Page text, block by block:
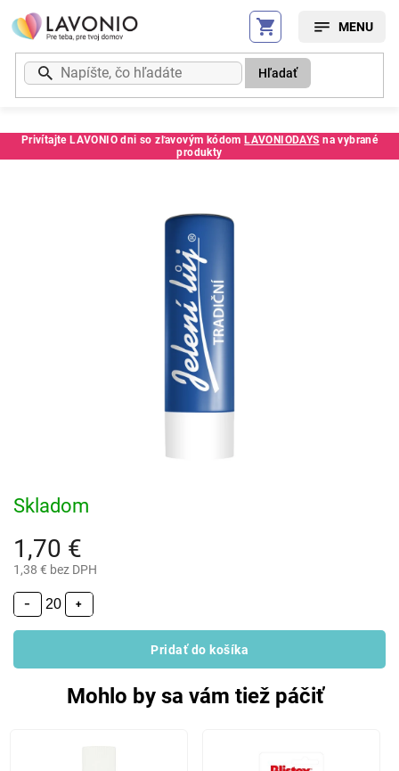
Prejsť
na
obsah
Privítajte LAVONIO dni so zľavovým kódom LAVONIODAYS na vybrané
produkty
Hľadať
Kód: 159325SC
1,70 €
1,38 € bez DPH
Skladom
+
−
Pridať do košíka
Mohlo by sa vám tiež páčiť